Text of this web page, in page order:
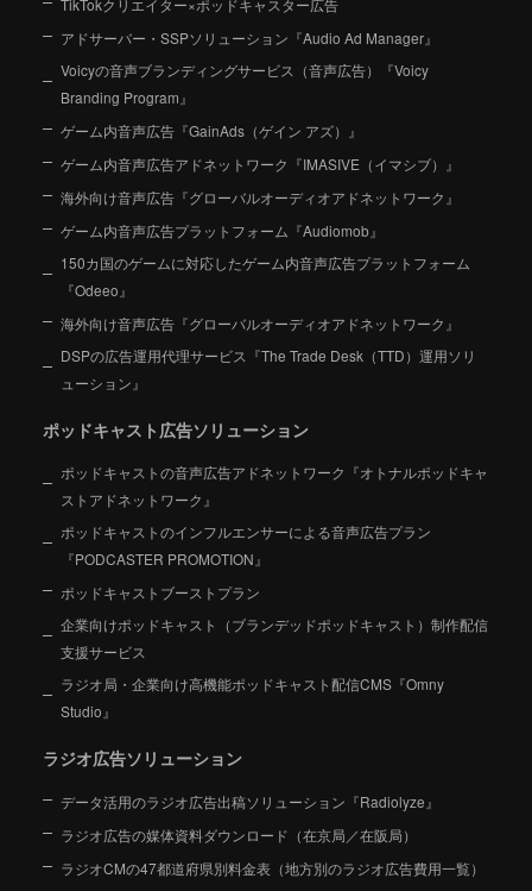
TikTokクリエイター×ポッドキャスター広告
アドサーバー・SSPソリューション『Audio Ad Manager』
Voicyの音声ブランディングサービス（音声広告）『Voicy
Branding Program』
ゲーム内音声広告『GainAds（ゲイン アズ）』
ゲーム内音声広告アドネットワーク『IMASIVE（イマシブ）』
海外向け音声広告『グローバルオーディオアドネットワーク』
ゲーム内音声広告プラットフォーム『Audiomob』
150カ国のゲームに対応したゲーム内音声広告プラットフォーム
『Odeeo』
海外向け音声広告『グローバルオーディオアドネットワーク』
DSPの広告運用代理サービス『The Trade Desk（TTD）運用ソリ
ューション』
ポッドキャスト広告ソリューション
ポッドキャストの音声広告アドネットワーク『オトナルポッドキャ
ストアドネットワーク』
ポッドキャストのインフルエンサーによる音声広告プラン
『PODCASTER PROMOTION』
ポッドキャストブーストプラン
企業向けポッドキャスト（ブランデッドポッドキャスト）制作配信
支援サービス
ラジオ局・企業向け高機能ポッドキャスト配信CMS『Omny
Studio』
ラジオ広告ソリューション
データ活用のラジオ広告出稿ソリューション『Radiolyze』
ラジオ広告の媒体資料ダウンロード（在京局／在阪局）
ラジオCMの47都道府県別料金表（地方別のラジオ広告費用一覧）